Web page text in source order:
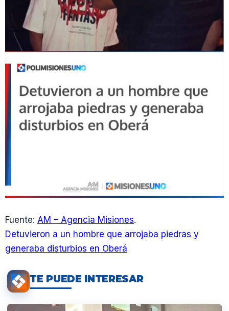
Fuente: AM – Agencia Misiones.
Detuvieron a un hombre que arrojaba piedras y
generaba disturbios en Oberá
TE PUEDE INTERESAR